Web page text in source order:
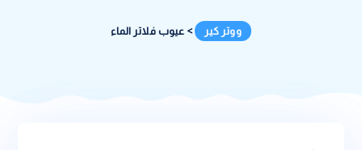
ووتر كير > عيوب فلاتر الماء